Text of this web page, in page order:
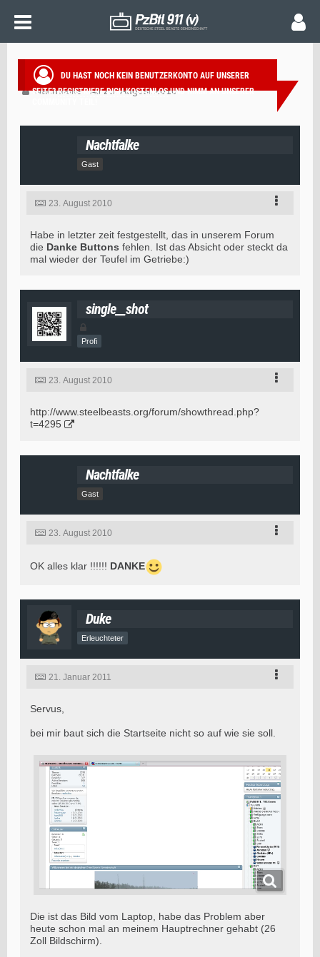
DU HAST NOCH KEIN BENUTZERKONTO AUF UNSERER
SEITE?REGISTRIERE DICH KOSTENLOSUND NIMM AN UNSERER
FORUMPROBLEM
Nachtfalke 23. August 2010
Nachtfalke
Gast
23. August 2010
Habe in letzter zeit festgestellt, das in unserem Forum
die Danke Buttons fehlen. Ist das Absicht oder steckt da
mal wieder der Teufel im Getriebe:)
single__shot
Profi
23. August 2010
http://www.steelbeasts.org/forum/showthread.php?
t=4295
Nachtfalke
Gast
23. August 2010
OK alles klar !!!!!! DANKE
Duke
Erleuchteter
21. Januar 2011
Servus,
bei mir baut sich die Startseite nicht so auf wie sie soll.
Die ist das Bild vom Laptop, habe das Problem aber
heute schon mal an meinem Hauptrechner gehabt (26
Zoll Bildschirm).